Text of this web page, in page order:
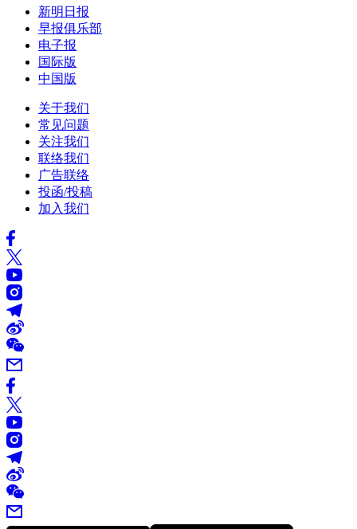
新明日报
早报俱乐部
电子报
国际版
中国版
关于我们
常见问题
关注我们
联络我们
广告联络
投函/投稿
加入我们